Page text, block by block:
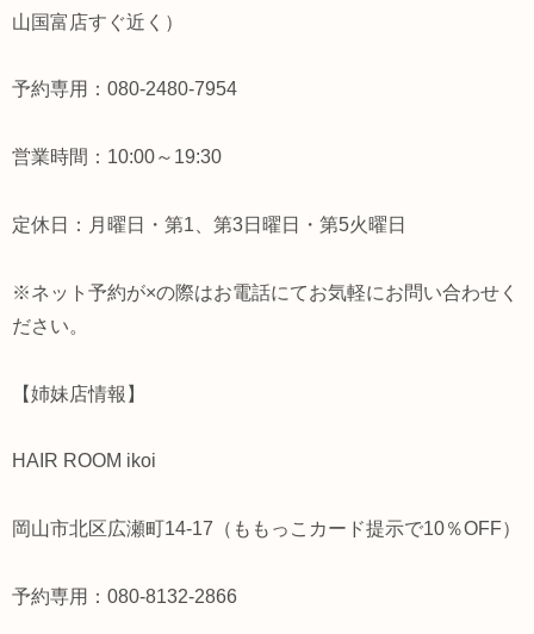
山国富店すぐ近く）
予約専用：080-2480-7954
営業時間：10:00～19:30
定休日：月曜日・第1、第3日曜日・第5火曜日
※ネット予約が×の際はお電話にてお気軽にお問い合わせく
ださい。
【姉妹店情報】
HAIR ROOM ikoi
岡山市北区広瀬町14-17（ももっこカード提示で10％OFF）
予約専用：080-8132-2866